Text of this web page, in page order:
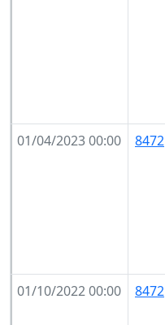
01/04/2023 00:00
8472
01/10/2022 00:00
8472